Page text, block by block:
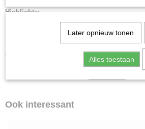
Highlights:
Dm 903 voor het eerst als 'DB
Ook interessant
Later opnieuw tonen
Alles toestaan